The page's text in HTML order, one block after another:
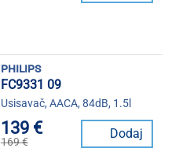
philips
FC9331 09
Usisavač, AACA, 84dB, 1.5l
139 €
169 €
Dodaj